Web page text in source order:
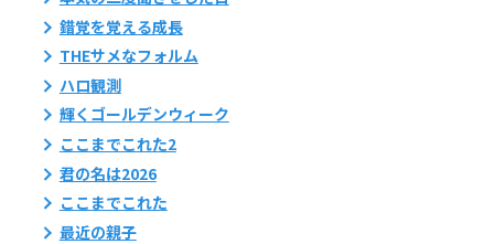
錯覚を覚える成長
THEサメなフォルム
ハロ観測
輝くゴールデンウィーク
ここまでこれた2
君の名は2026
ここまでこれた
最近の親子